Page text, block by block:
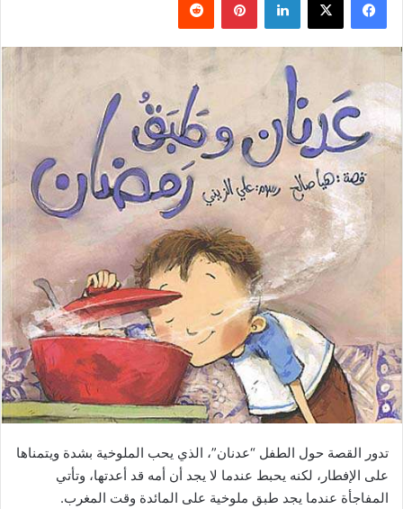
تدور القصة حول الطفل “عدنان”، الذي يحب الملوخية بشدة ويتمناها
على الإفطار، لكنه يحبط عندما لا يجد أن أمه قد أعدتها، وتأتي
المفاجأة عندما يجد طبق ملوخية على المائدة وقت المغرب.